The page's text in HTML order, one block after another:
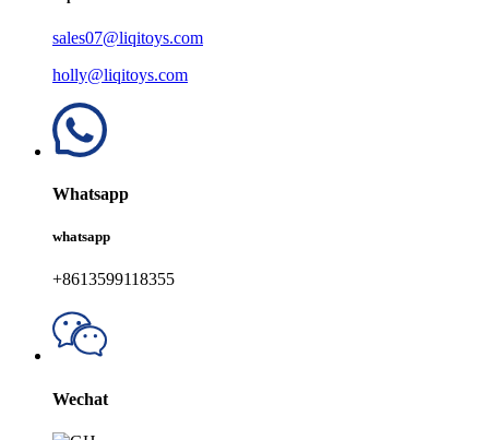
sales07@liqitoys.com
holly@liqitoys.com
Whatsapp
whatsapp
+8613599118355
Wechat